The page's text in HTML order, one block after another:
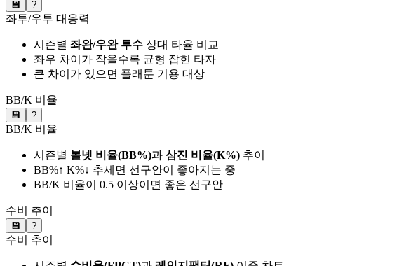
💾 ?
좌투/우투 대응력
시즌별 좌완/우완 투수 상대 타율 비교
좌우 차이가 작을수록 균형 잡힌 타자
큰 차이가 있으면 플래툰 기용 대상
BB/K 비율
💾 ?
BB/K 비율
시즌별 볼넷 비율(BB%)과 삼진 비율(K%) 추이
BB%↑ K%↓ 추세면 선구안이 좋아지는 중
BB/K 비율이 0.5 이상이면 좋은 선구안
수비 추이
💾 ?
수비 추이